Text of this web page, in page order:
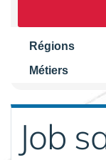
Régions
Métiers
Job